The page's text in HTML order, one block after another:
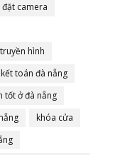
camera
hình
toán đà nẵng
tốt ở đà nẵng
khóa cửa